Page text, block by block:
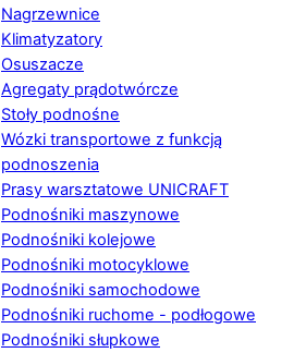
Nagrzewnice
Klimatyzatory
Osuszacze
Agregaty prądotwórcze
Stoły podnośne
Wózki transportowe z funkcją
podnoszenia
Prasy warsztatowe UNICRAFT
Podnośniki maszynowe
Podnośniki kolejowe
Podnośniki motocyklowe
Podnośniki samochodowe
Podnośniki ruchome - podłogowe
Podnośniki słupkowe